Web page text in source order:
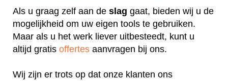
Als u graag zelf aan de slag gaat, bieden wij u de
mogelijkheid om uw eigen tools te gebruiken.
Maar als u het werk liever uitbesteedt, kunt u
altijd gratis offertes aanvragen bij ons.
Wij zijn er trots op dat onze klanten ons